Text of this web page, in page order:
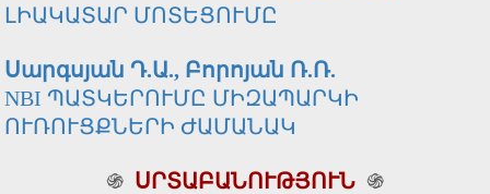
ԼԻԱԿԱՏԱՐ ՄՈՏԵՑՈՒՄԸ
Սարգսյան Դ.Ա., Բորոյան Ռ.Ռ.
NBI ՊԱՏԿԵՐՈՒՄԸ ՄԻԶԱՊԱՐԿԻ
ՈՒՌՈՒՑՔՆԵՐԻ ԺԱՄԱՆԱԿ
֍ ՍՐՏԱԲԱՆՈՒԹՅՈՒՆ ֍